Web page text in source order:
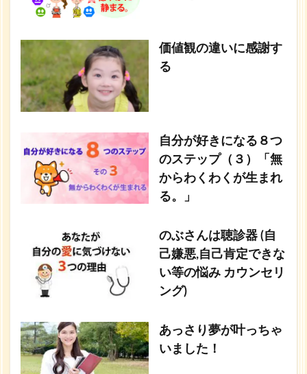
価値観の違いに感謝す
る
自分が好きになる８つ
のステップ（３）「無
からわくわくが生まれ
る。」
のぶさんは聴診器 (自
己嫌悪,自己肯定できな
い等の悩み カウンセリ
ング)
あっさり夢が叶っちゃ
いました！